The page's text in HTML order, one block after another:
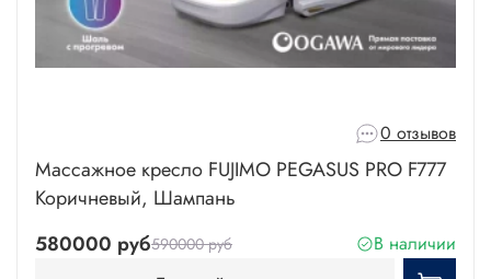
0 отзывов
Массажное кресло FUJIMO PEGASUS PRO F777
Коричневый, Шампань
580000 руб590000 руб
В наличии